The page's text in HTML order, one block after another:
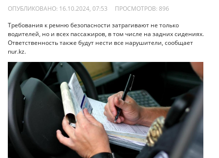
ОПУБЛИКОВАНО: 16.10.2024, 07:53 ПРОСМОТРОВ: 896
Требования к ремню безопасности затрагивают не только
водителей, но и всех пассажиров, в том числе на задних сидениях.
Ответственность также будут нести все нарушители, сообщает
nur.kz.